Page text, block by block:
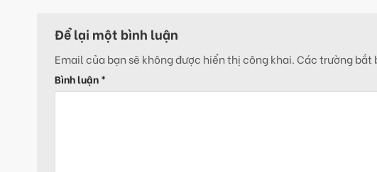
Để lại một bình luận
Email của bạn sẽ không được hiển thị công khai. Các trường bắt
Bình luận *